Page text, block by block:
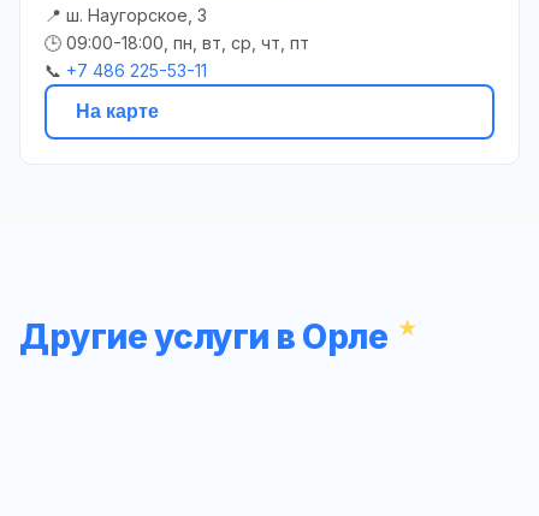
📍 ш. Наугорское, 3
🕒 09:00-18:00, пн, вт, ср, чт, пт
📞 +7 486 225-53-11
На карте
Другие услуги в Орле